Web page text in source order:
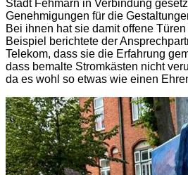
Stadt Fehmarn in Verbindung
Genehmigungen für die
Bei ihnen hat sie damit offene
Beispiel berichtete der
Telekom, dass sie die Erfahrung
dass bemalte Stromkästen nicht
da es wohl so etwas wie einen